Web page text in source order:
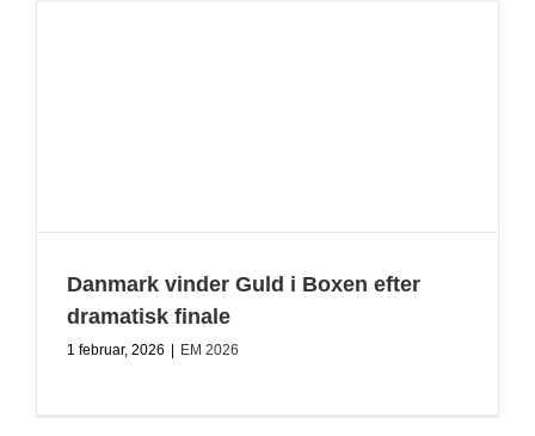
Danmark vinder Guld i Boxen efter
dramatisk finale
1 februar, 2026 EM 2026